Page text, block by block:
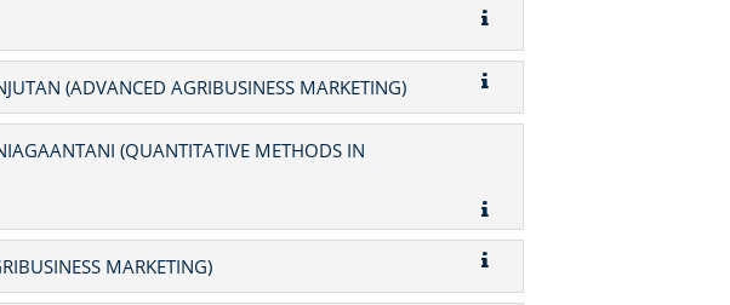
(ADVANCED AGRIBUSINESS MARKETING)
(QUANTITATIVE METHODS IN
MARKETING)